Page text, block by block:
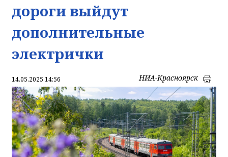
дороги выйдут
дополнительные
электрички
14.05.2025 14:56 НИА-Красноярск